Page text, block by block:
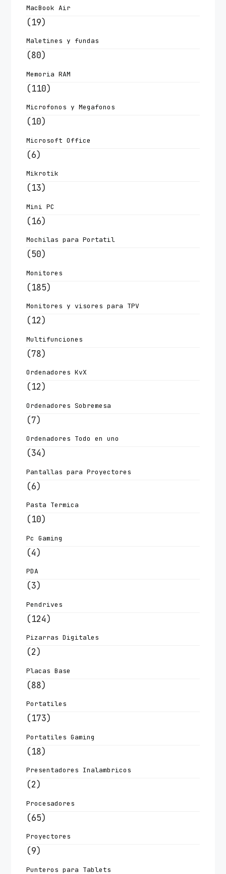
MacBook Air
(19)
Maletines y fundas
(80)
Memoria RAM
(110)
Microfonos y Megafonos
(10)
Microsoft Office
(6)
Mikrotik
(13)
Mini PC
(16)
Mochilas para Portatil
(50)
Monitores
(185)
Monitores y visores para TPV
(12)
Multifunciones
(78)
Ordenadores KvX
(12)
Ordenadores Sobremesa
(7)
Ordenadores Todo en uno
(34)
Pantallas para Proyectores
(6)
Pasta Termica
(10)
Pc Gaming
(4)
PDA
(3)
Pendrives
(124)
Pizarras Digitales
(2)
Placas Base
(88)
Portatiles
(173)
Portatiles Gaming
(18)
Presentadores Inalambricos
(2)
Procesadores
(65)
Proyectores
(9)
Punteros para Tablets